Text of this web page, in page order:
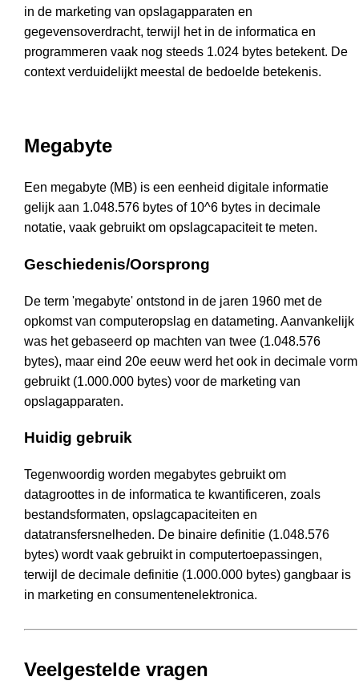
in de marketing van opslagapparaten en
gegevensoverdracht, terwijl het in de informatica en
programmeren vaak nog steeds 1.024 bytes betekent. De
context verduidelijkt meestal de bedoelde betekenis.
Megabyte
Een megabyte (MB) is een eenheid digitale informatie
gelijk aan 1.048.576 bytes of 10^6 bytes in decimale
notatie, vaak gebruikt om opslagcapaciteit te meten.
Geschiedenis/Oorsprong
De term 'megabyte' ontstond in de jaren 1960 met de
opkomst van computeropslag en datameting. Aanvankelijk
was het gebaseerd op machten van twee (1.048.576
bytes), maar eind 20e eeuw werd het ook in decimale vorm
gebruikt (1.000.000 bytes) voor de marketing van
opslagapparaten.
Huidig gebruik
Tegenwoordig worden megabytes gebruikt om
datagroottes in de informatica te kwantificeren, zoals
bestandsformaten, opslagcapaciteiten en
datatransfersnelheden. De binaire definitie (1.048.576
bytes) wordt vaak gebruikt in computertoepassingen,
terwijl de decimale definitie (1.000.000 bytes) gangbaar is
in marketing en consumentenelektronica.
Veelgestelde vragen